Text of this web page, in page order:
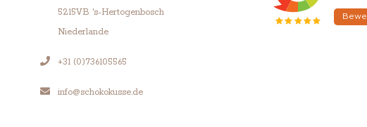
5215VB 's-Hertogenbosch
Niederlande
+31 (0)736105565
info@schokokusse.de